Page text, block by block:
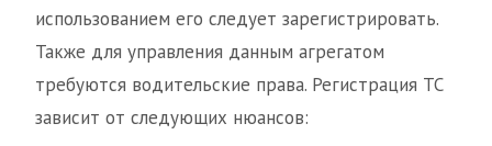
использованием его следует зарегистрировать.
Также для управления данным агрегатом
требуются водительские права. Регистрация ТС
зависит от следующих нюансов: